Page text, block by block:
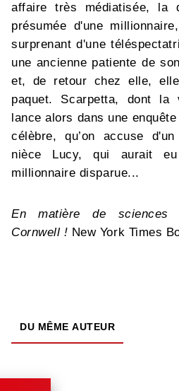
affaire très médiatisée, la
présumée d'une
surprenant d'une
une ancienne patiente de
et, de retour chez elle,
paquet. Scarpetta, dont
lance alors dans une
célèbre, qu’on accuse
nièce Lucy, qui aurait
millionnaire disparue...
En matière de sciences
Cornwell ! New York Times
DU MÊME AUTEUR